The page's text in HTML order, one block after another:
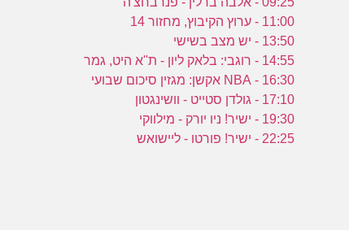
11:00 - ערוץ הקיבוץ, מחזור 14
13:50 - יש מצב בשישי
14:55 - רוגבי: בלאק ליון - ת''א היט, גמר
16:30 - NBA אקשן: מגזין סיכום שבועי
17:10 - גולדן סטייט - וושינגטון
19:30 - ישיר! ניו יורק - מילווקי
22:25 - ישיר! פורטו - ליישואש